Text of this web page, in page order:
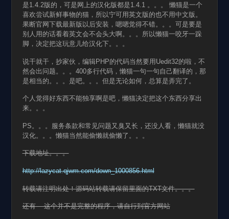
是1.4.2版的，可是网上的汉化版都是1.4.1 。。。 懒猫是一个
喜欢尝试新鲜事物的猫，所以宁可用英文版的也不用中文版。
果断官网下载最新版以后安装，嗯嗯觉得不错。。。可是要是
别人用的话看着英文会不会头大啊。。。所以懒猫一咬牙一跺
脚，决定把这玩意儿给汉化下。。。
说干就干，抄家伙，编辑PHP的代码当然要用Uedit32的啦，不
然会出问题。。。400多行代码，懒猫一句一句自己翻译的，那
是相当的。。。是吧。。。但是无论如何，总算是弄完了。
个人觉得好东西不能独享啊是吧，懒猫决定把这个东西分享出
来。。。
PS。。。服务条款和常见问题又臭又长，还没人看，懒猫就没
汉化。。。懒猫当然能偷懒就偷懒了。。。
下载地址。。。
http://lazycat.qjwm.com/down_1000856.html
转载请注明出处！源码站转载请保留里面的TXT文件。。。
还有 这个并不是完整的程序，请自行到官方网站